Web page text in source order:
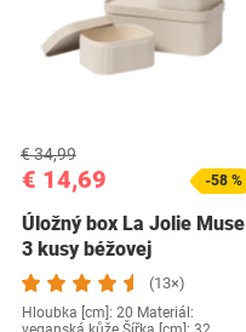
€ 14,69
€ 34,99
-58 %
Úložný box La Jolie Muse
3 kusy béžovej
(13×)
Hloubka [cm]: 20 Materiál: